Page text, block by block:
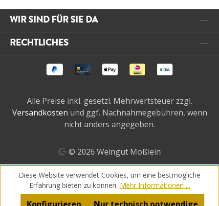
WIR SIND FÜR SIE DA
RECHTLICHES
Alle Preise inkl. gesetzl. Mehrwertsteuer zzgl.
Versandkosten und ggf. Nachnahmegebühren, wenn
nicht anders angegeben.
© 2026 Weingut Mößlein
Diese Website verwendet Cookies, um eine bestmögliche
Erfahrung bieten zu können. Mehr Informationen ...